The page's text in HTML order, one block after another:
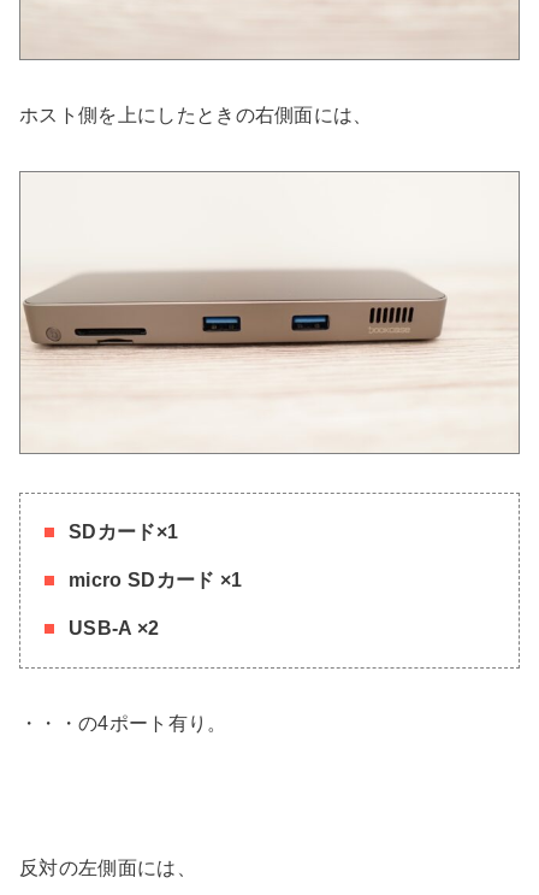
ホスト側を上にしたときの右側面には、
SDカード×1
micro SDカード ×1
USB-A ×2
・・・の4ポート有り。
反対の左側面には、